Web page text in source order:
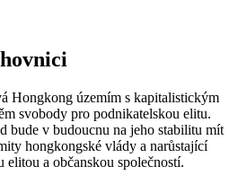
Hongkong územím s kapitalistickým
svobody pro podnikatelskou elitu.
bude v budoucnu na jeho stabilitu mít
hongkongské vlády a narůstající
elitou a občanskou společností.